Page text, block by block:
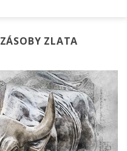
ZÁSOBY ZLATA